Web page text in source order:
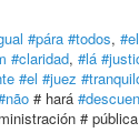
#pára #todos, #el
#claridad, #lá
#el #juez
# hará
#